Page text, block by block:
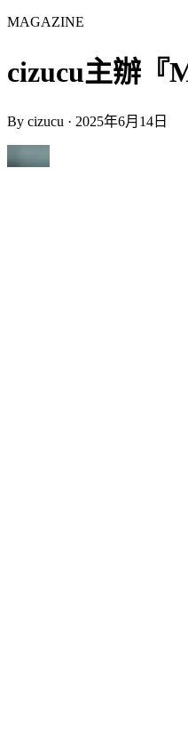
MAGAZINE
cizucu主辦『
By cizucu · 2025年6月14日